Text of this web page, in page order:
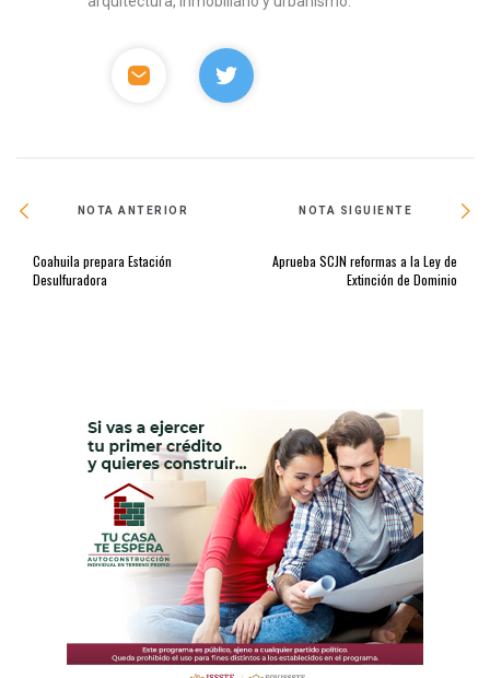
NOTA ANTERIOR
Coahuila prepara Estación
Desulfuradora
NOTA SIGUIENTE
Aprueba SCJN reformas a la Ley de
Extinción de Dominio